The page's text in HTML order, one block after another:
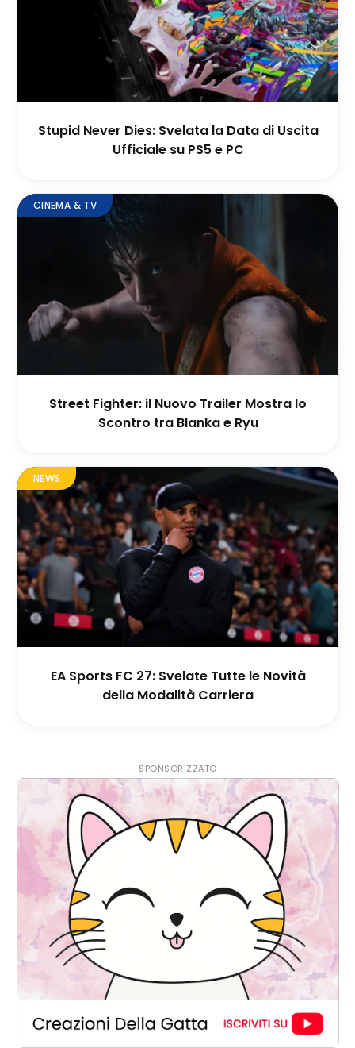
Stupid Never Dies: Svelata la Data di Uscita
Ufficiale su PS5 e PC
CINEMA & TV
Street Fighter: il Nuovo Trailer Mostra lo
Scontro tra Blanka e Ryu
NEWS
EA Sports FC 27: Svelate Tutte le Novità
della Modalità Carriera
SPONSORIZZATO